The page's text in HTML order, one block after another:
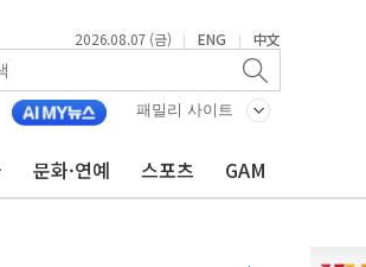
2026.08.07 (금) | ENG | 中文
패밀리 사이트
문화·연예 스포츠 GAM
"
도전 총력"